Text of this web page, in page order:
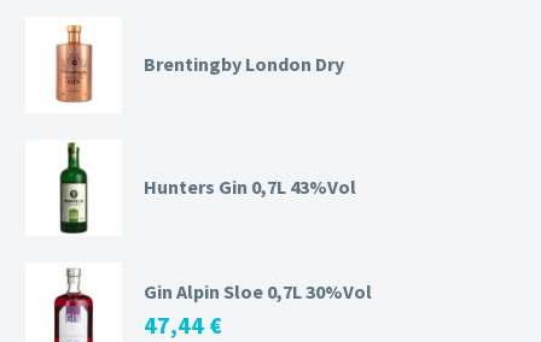
Brentingby London Dry
Hunters Gin 0,7L 43%Vol
Gin Alpin Sloe 0,7L 30%Vol
47,44 €